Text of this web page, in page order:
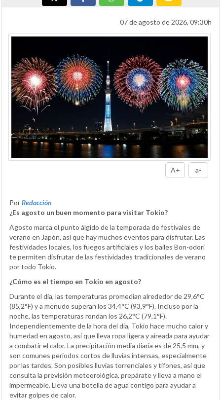
07 de agosto de 2026, 09:30h
A+ a-
PorRedacción
¿Es agosto un buen momento para visitar Tokio?
Agosto marca el punto álgido de la temporada de festivales de
verano en Japón, así que hay muchos eventos para disfrutar. Las
festividades locales, los fuegos artificiales y los bailes Bon-odori
te permiten disfrutar de las festividades tradicionales de verano
por todo Tokio.
¿Cómo es el tiempo en Tokio en agosto?
Durante el día, las temperaturas promedian alrededor de 29,6°C
(85,2°F) y a menudo superan los 34,4°C (93,9°F). Incluso por la
noche, las temperaturas rondan los 26,2°C (79,1°F).
Independientemente de la hora del día, Tokio hace mucho calor y
humedad en agosto, así que lleva ropa ligera y aireada para ayudar
a combatir el calor. La precipitación media diaria es de 25,5 mm, y
son comunes periodos cortos de lluvias intensas, especialmente
por las tardes. Son posibles lluvias torrenciales y tifones, así que
consulta la previsión meteorológica, prepárate y lleva a mano el
impermeable. Lleva una botella de agua contigo para ayudar a
evitar golpes de calor.